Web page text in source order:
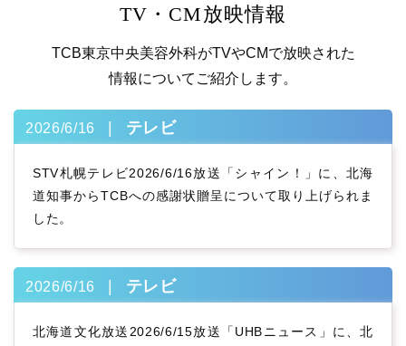
TV・CM放映情報
TCB東京中央美容外科がTVやCMで放映された
情報についてご紹介します。
2026/6/16 テレビ
STV札幌テレビ2026/6/16放送「シャイン！」に、北海
道知事からTCBへの感謝状贈呈について取り上げられま
した。
2026/6/16 テレビ
北海道文化放送2026/6/15放送「UHBニュース」に、北